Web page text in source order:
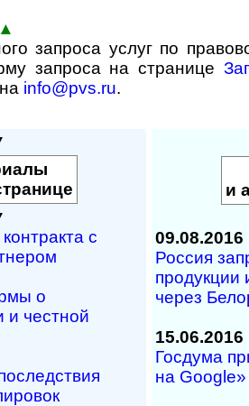
▲
запроса услуг по
запроса на странице
info@pvs.ru.
с
о
и чест­ной
и
09.08.2016
Россия
продукции
через
15.06.2016
Госдума
на Google»